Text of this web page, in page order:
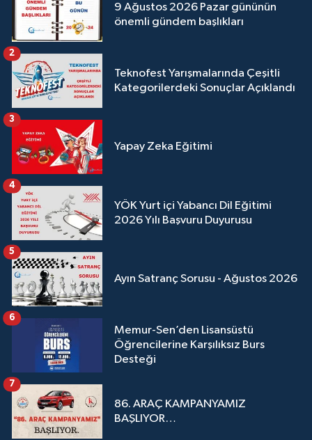
9 Ağustos 2026 Pazar gününün
önemli gündem başlıkları
Teknofest Yarışmalarında Çeşitli
Kategorilerdeki Sonuçlar Açıklandı
2
Yapay Zeka Eğitimi
3
YÖK Yurt içi Yabancı Dil Eğitimi
2026 Yılı Başvuru Duyurusu
4
Ayın Satranç Sorusu - Ağustos 2026
5
Memur-Sen’den Lisansüstü
Öğrencilerine Karşılıksız Burs
Desteği
6
86. ARAÇ KAMPANYAMIZ
BAŞLIYOR…
7